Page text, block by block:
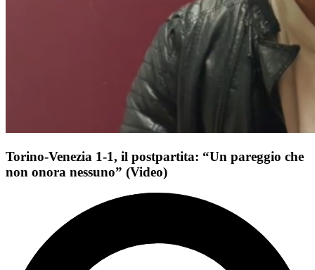
Torino-Venezia 1-1, il postpartita: “Un pareggio che
non onora nessuno” (Video)